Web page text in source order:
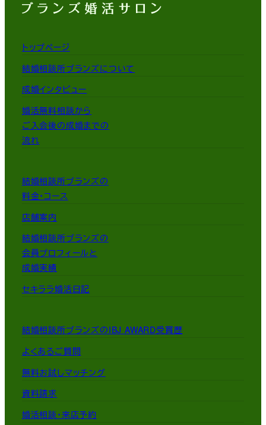
トップページ
結婚相談所ブランズについて
成婚インタビュー
婚活無料相談から
ご入会後の成婚までの
流れ
結婚相談所ブランズの
料金・コース
店舗案内
結婚相談所ブランズの
会員プロフィールと
成婚実績
セキララ婚活日記
結婚相談所ブランズのIBJ AWARD受賞歴
よくあるご質問
無料お試しマッチング
資料請求
婚活相談・来店予約